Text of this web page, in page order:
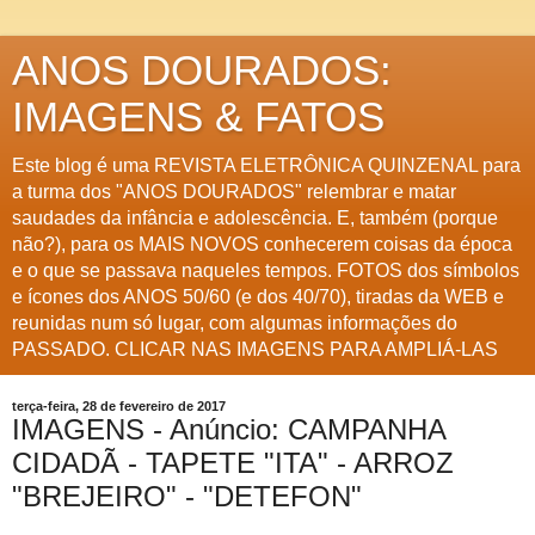
ANOS DOURADOS:
IMAGENS & FATOS
Este blog é uma REVISTA ELETRÔNICA QUINZENAL para
a turma dos "ANOS DOURADOS" relembrar e matar
saudades da infância e adolescência. E, também (porque
não?), para os MAIS NOVOS conhecerem coisas da época
e o que se passava naqueles tempos. FOTOS dos símbolos
e ícones dos ANOS 50/60 (e dos 40/70), tiradas da WEB e
reunidas num só lugar, com algumas informações do
PASSADO. CLICAR NAS IMAGENS PARA AMPLIÁ-LAS
terça-feira, 28 de fevereiro de 2017
IMAGENS - Anúncio: CAMPANHA
CIDADÃ - TAPETE "ITA" - ARROZ
"BREJEIRO" - "DETEFON"